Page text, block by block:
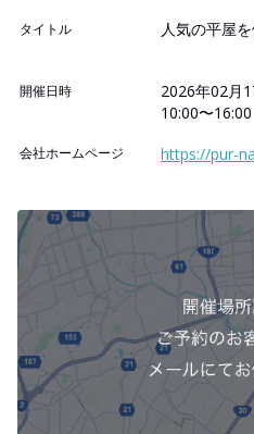
タイトル 人気の平屋
開催日時
2026年02月
10:00〜16:00
会社ホームページ https://pur-